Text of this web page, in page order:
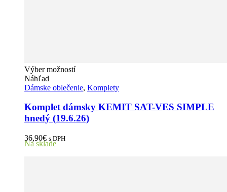
Výber možnostíTento
má
variantov.
Možnosti
si
Náhľad
Dámske oblečenie, Komplety
Komplet dámsky KEMIT SAT-VES SIMPLE
hnedý (19.6.26)
36,90€ s DPH
Na sklade